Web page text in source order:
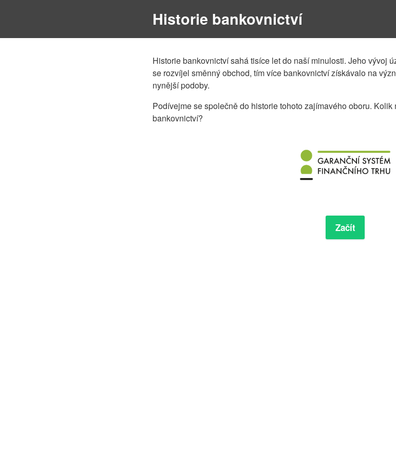
Historie bankovnictví
Historie bankovnictví sahá tisíce let do naší minulosti. Jeho vývoj
se rozvíjel směnný obchod, tím více bankovnictví získávalo na
nynější podoby.
Podívejme se společně do historie tohoto zajímavého oboru. Kolik
bankovnictví?
Začít